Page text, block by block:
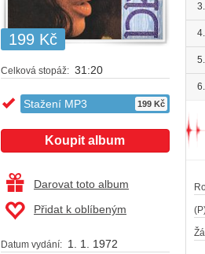
199 Kč
Celková stopáž: 31:20
Stažení MP3 199 Kč
Koupit album
Darovat toto album
Přidat k oblíbeným
Datum vydání: 1. 1. 1972
3.
4.
5.
6.